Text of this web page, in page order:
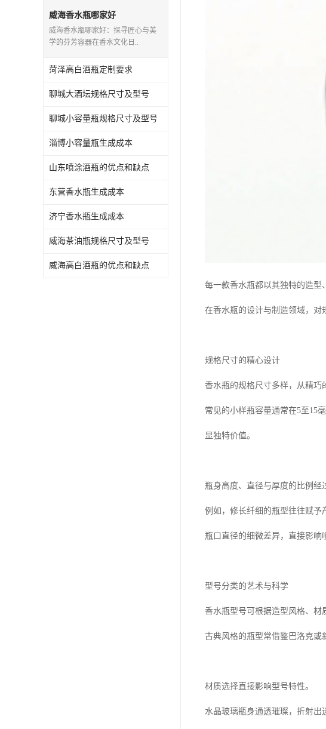
威海香水瓶哪家好
威海香水瓶哪家好：探寻匠心与美
学的芬芳容器在香水文化日..
菏泽高白酒瓶定制要求
聊城大酒坛规格尺寸及型号
聊城小容量瓶规格尺寸及型号
淄博小容量瓶生成成本
山东喷涂酒瓶的优点和缺点
东营香水瓶生成成本
济宁香水瓶生成成本
威海茶油瓶规格尺寸及型号
威海高白酒瓶的优点和缺点
每一款香水瓶都以其独特的造型
在香水瓶的设计与制造领域，对
规格尺寸的精心设计
香水瓶的规格尺寸多样，从精巧
常见的小样瓶容量通常在5至15
显独特价值。
瓶身高度、直径与厚度的比例经
例如，修长纤细的瓶型往往赋予
瓶口直径的细微差异，直接影响
型号分类的艺术与科学
香水瓶型号可根据造型风格、材
古典风格的瓶型常借鉴巴洛克或
材质选择直接影响型号特性。
水晶玻璃瓶身通透璀璨，折射出